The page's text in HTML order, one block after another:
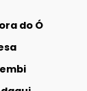
do Ó